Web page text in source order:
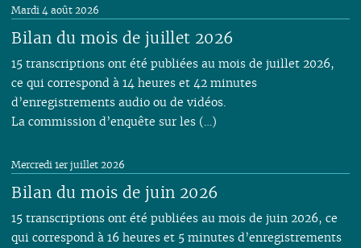
Bilan du mois de juillet 2026
Mardi 4 août 2026
15 transcriptions ont été publiées au mois de juillet 2026,
ce qui correspond à 14 heures et 42 minutes
d’enregistrements audio ou de vidéos.
La commission d’enquête sur les (…)
Bilan du mois de juin 2026
Mercredi 1er juillet 2026
15 transcriptions ont été publiées au mois de juin 2026, ce
qui correspond à 16 heures et 5 minutes d’enregistrements